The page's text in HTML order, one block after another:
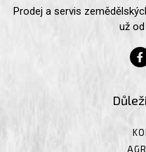
Prodej a servis
už